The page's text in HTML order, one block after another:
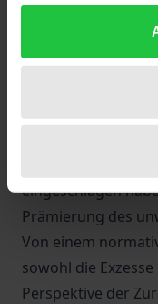
gesammelt haben.
am Beispiel des
Fragen in
Die Autorin
Behandlung der
Hinblick auf ihre
eingeschlagen
Prämierung des
Von einem
sowohl die
Perspektive der